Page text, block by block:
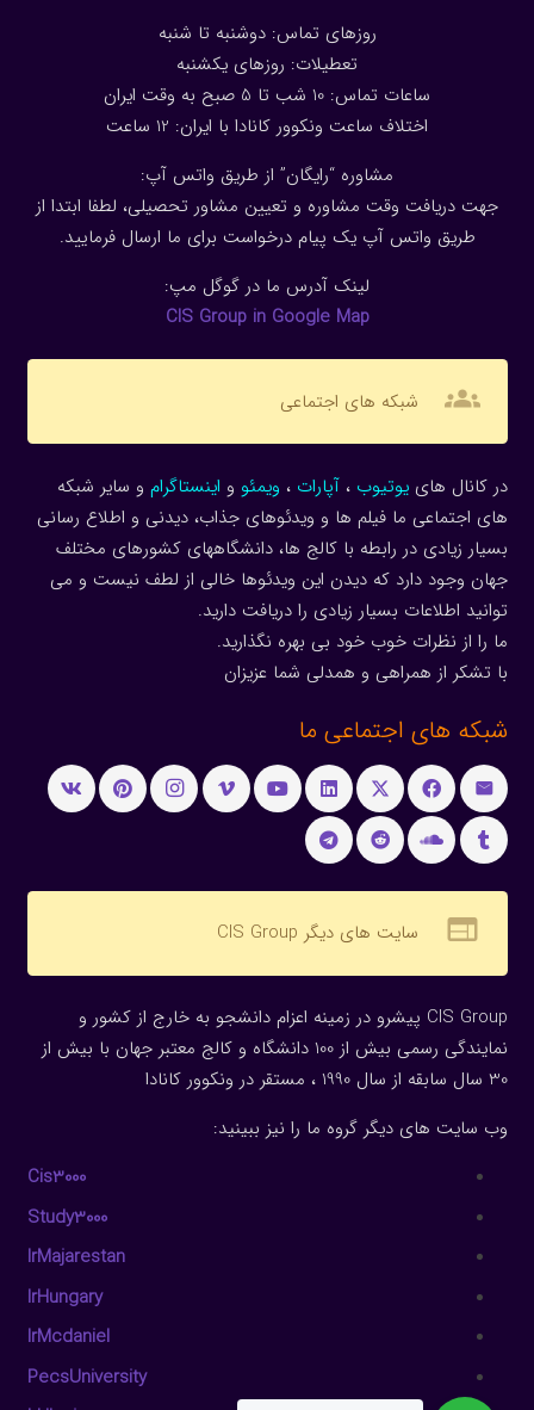
روزهای تماس: دوشنبه تا شنبه
تعطیلات: روزهای یکشنبه
ساعات تماس: 10 شب تا 5 صبح به وقت ایران
اختلاف ساعت ونکوور کانادا با ایران: 1 2 ساعت
مشاوره “رایگان” از طریق واتس آپ:
جهت دریافت وقت مشاوره و تعیین مشاور تحصیلی، لطفا ابتدا از
طریق واتس آپ یک پیام درخواست برای ما ارسال فرمایید.
لینک آدرس ما در گوگل مپ:
CIS Group in Google Map
groups شبکه های اجتماعی
در کانال هاییوتیوب ، آپارات ، ویمئو و اینستاگرام و سایر شبکه
های اجتماعی ما فیلم ها و ویدئوهای جذاب، دیدنی و اطلاع رسانی
بسیار زیادی در رابطه با کالج ها، دانشگاههای کشورهای مختلف
جهان وجود دارد که دیدن این ویدئوها خالی از لطف نیست و می
توانید اطلاعات بسیار زیادی را دریافت دارید.
ما را از نظرات خوب خود بی بهره نگذارید.
با تشکر از همراهی و همدلی شما عزیزان
شبکه های اجتماعی ما
web سایت های دیگر CIS Group
CIS Group پیشرو در زمینه اعزام دانشجو به خارج از کشور و
نمایندگی رسمی بیش از 100 دانشگاه و کالج معتبر جهان با بیش از
30 سال سابقه از سال 1990 ، مستقر در ونکوور کانادا
وب سایت های دیگر گروه ما را نیز ببینید:
Cis3000
Study3000
IrMajarestan
IrHungary
IrMcdaniel
PecsUniversity